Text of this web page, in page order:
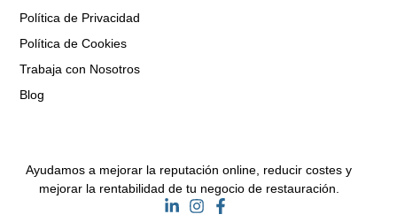
Ayudamos a mejorar la reputación online, reducir costes y
mejorar la rentabilidad de tu negocio de restauración.
Política de Privacidad
Política de Cookies
Trabaja con Nosotros
Blog